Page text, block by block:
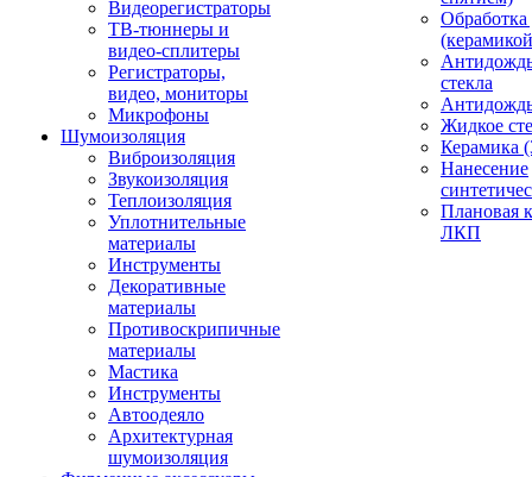
Видеорегистраторы
ТВ-тюннеры и
видео-сплитеры
Регистраторы,
видео, мониторы
Микрофоны
Шумоизоляция
Виброизоляция
Звукоизоляция
Теплоизоляция
Уплотнительные
материалы
Инструменты
Декоративные
материалы
Противоскрипичные
материалы
Мастика
Инструменты
Автоодеяло
Архитектурная
шумоизоляция
Обработка
стекла
Жидкое
Керамика
Нанесение
Плановая
ЛКП